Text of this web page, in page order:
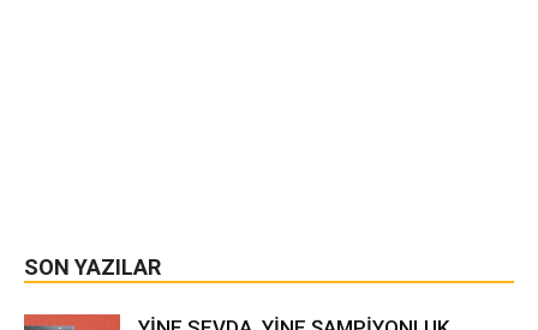
SON YAZILAR